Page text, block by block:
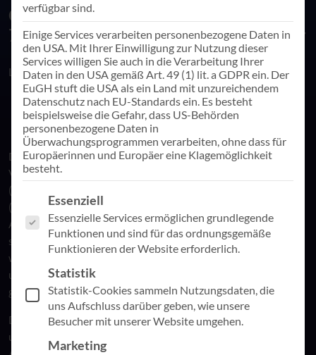
Online-Session: Im Auge des Sturms –
7 Ideen für mehr Laufruhe für Manager
Link teilen
Die Welt, in der Führungskräfte agieren, ist geprägt von
Volatilität, Unsicherheit, Komplexität und Ambiguität
(VUCA) oder Fragilität, Angst, Neuheit und Irrationalität
(BANI). Diese Rahmenbedingungen stellen hohe
Anforderungen an unsere Arbeitsweise und erfordern eine
strategische Ausrichtung. Doch wie kann diese erreicht
werden? Gibt es erprobte Methoden oder Instrumente, die
uns dabei unterstützen können? Die Antwort lautet: Ja, die
gibt es.
Das hat uns Thilo Mendorf, Division Manager für Innovation
und digitale Transformation, unser Experte für strategisches
verfügbar sind.
Einige Services verarbeiten personenbezogene Daten in
den USA. Mit Ihrer Einwilligung zur Nutzung dieser
Services willigen Sie auch in die Verarbeitung Ihrer
Daten in den USA gemäß Art. 49 (1) lit. a GDPR ein. Der
EuGH stuft die USA als ein Land mit unzureichendem
Datenschutz nach EU-Standards ein. Es besteht
beispielsweise die Gefahr, dass US-Behörden
personenbezogene Daten in
Überwachungsprogrammen verarbeiten, ohne dass für
Europäerinnen und Europäer eine Klagemöglichkeit
besteht.
Es folgt eine Liste der Service-Gruppen, für die eine
Essenziell
Essenzielle Services ermöglichen grundlegende
Funktionen und sind für das ordnungsgemäße
Funktionieren der Website erforderlich.
Statistik
Statistik-Cookies sammeln Nutzungsdaten, die
uns Aufschluss darüber geben, wie unsere
Besucher mit unserer Website umgehen.
Marketing